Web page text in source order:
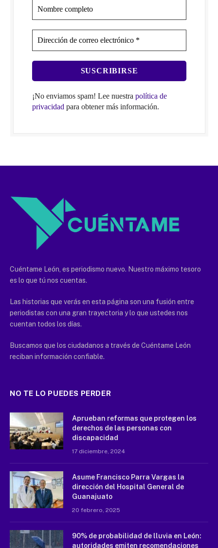
¡No enviamos spam! Lee nuestra política de
privacidadpara obtener más información.
Cuéntame León, es periodismo nuevo. Nuestro máximo tesoro
es lo que tú nos cuentas.
Las historias que verás en esta página son una fusión entre
periodistas con una gran trayectoria y lo que ustedes nos
cuentan todos los días.
Buscamos que los ciudadanos a través de Cuéntame León
reciban información confiable.
NO TE LO PUEDES PERDER
Aprueban reformas que protegen los
derechos de las personas con
discapacidad
17 diciembre, 2024
Asume Francisco Parra Vargas la
dirección del Hospital General de
Guanajuato
20 febrero, 2025
90% de probabilidad de lluvia en León:
autoridades emiten recomendaciones